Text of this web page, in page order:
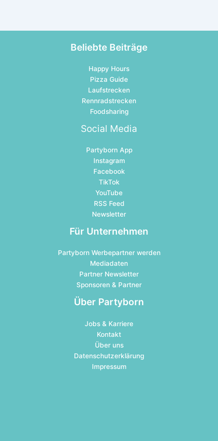
Beliebte Beiträge
Happy Hours
Pizza Guide
Laufstrecken
Rennradstrecken
Foodsharing
Social Media
Partyborn App
Instagram
Facebook
TikTok
YouTube
RSS Feed
Newsletter
Für Unternehmen
Partyborn Werbepartner werden
Mediadaten
Partner Newsletter
Sponsoren & Partner
Über Partyborn
Jobs & Karriere
Kontakt
Über uns
Datenschutzerklärung
Impressum